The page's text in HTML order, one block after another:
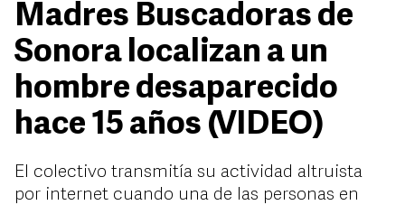
Madres Buscadoras de
Sonora localizan a un
hombre desaparecido
hace 15 años (VIDEO)
El colectivo transmitía su actividad altruista
por internet cuando una de las personas en